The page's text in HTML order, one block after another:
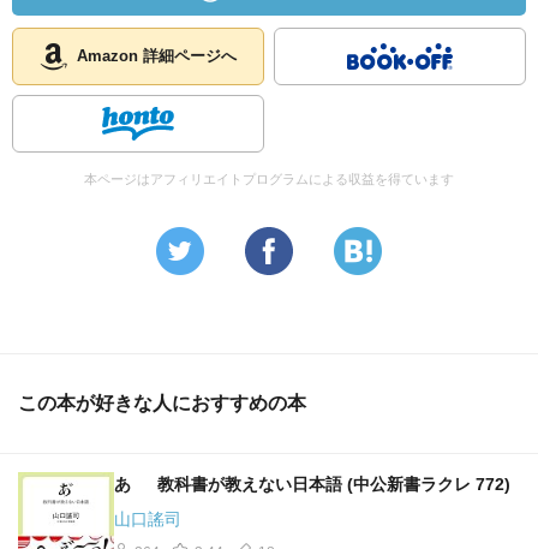
Amazon 詳細ページへ
本ページはアフィリエイトプログラムによる収益を得ています
この本が好きな人におすすめの本
あ ゙ 教科書が教えない日本語 (中公新書ラクレ 772)
山口謠司